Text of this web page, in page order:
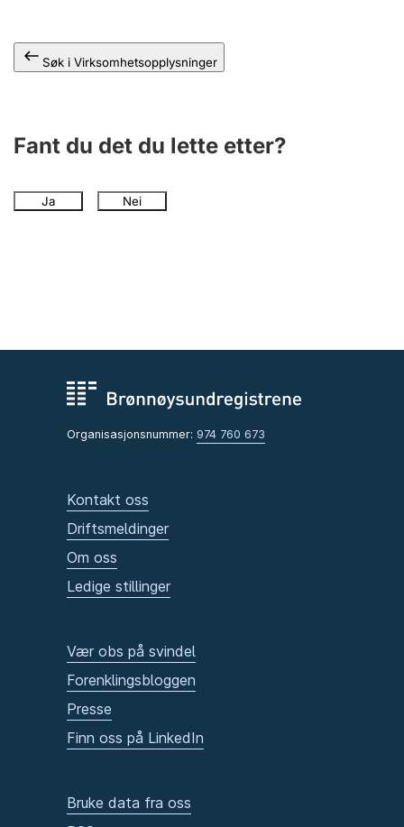
Søk i Virksomhetsopplysninger
Fant du det du lette etter?
Ja Nei
Organisasjonsnummer: 974 760 673
Kontakt oss
Driftsmeldinger
Om oss
Ledige stillinger
Vær obs på svindel
Forenklingsbloggen
Presse
Finn oss på LinkedIn
Bruke data fra oss